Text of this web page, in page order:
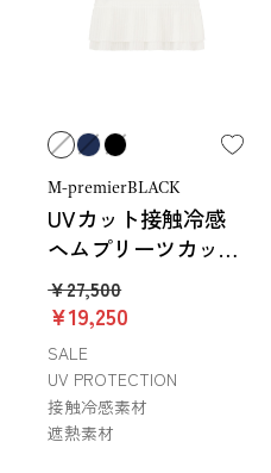
M-premierBLACK
UVカット接触冷感
ヘムプリーツカット
ソー
￥27,500
￥19,250
SALE
UV PROTECTION
接触冷感素材
遮熱素材